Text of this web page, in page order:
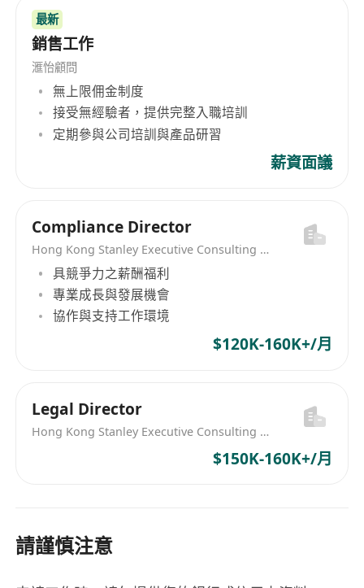
needs, and adjust investment strategies
accordingly.
Develop high-net-worth client resources,
maintain existing client relationships, and
enhance customer satisfaction.
Requirements:
​​Passionate about the financial insurance
industry with a clear personal career
Proactive, committed to continuous learning
and excellence, with an innovative and
breakthrough mindset.
Excellent communication and interpersonal
skills.
ambition, desire competitive compensation
build and manage a team in the future.
Benefits:​​
Pre-employment and on-the-job training.
Training and financial support for insurance
Year-end bonuses.
Fast-track promotion opportunities.
最新
銷售工作
滙怡顧問
無上限佣金制度
接受無經驗者，提供完整入職培訓
定期參與公司培訓與產品研習
薪資面議
Compliance Director
Hong Kong Stanley Executive Consulting Limited
具競爭力之薪酬福利
專業成長與發展機會
協作與支持工作環境
$120K-160K+/月
Legal Director
Hong Kong Stanley Executive Consulting Limited
$150K-160K+/月
請謹慎注意